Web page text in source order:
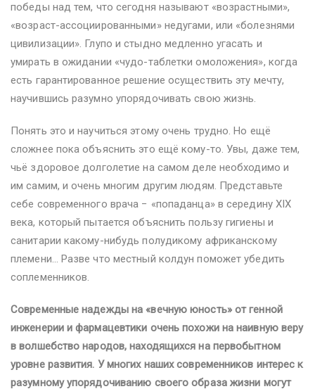
победы над тем, что сегодня называют «возрастными»,
«возраст-ассоциированными» недугами, или «болезнями
цивилизации». Глупо и стыдно медленно угасать и
умирать в ожидании «чудо-таблетки омоложения», когда
есть гарантированное решение осуществить эту мечту,
научившись разумно упорядочивать свою жизнь.
Понять это и научиться этому очень трудно. Но ещё
сложнее пока объяснить это ещё кому-то. Увы, даже тем,
чьё здоровое долголетие на самом деле необходимо и
им самим, и очень многим другим людям. Представьте
себе современного врача − «попаданца» в середину XIX
века, который пытается объяснить пользу гигиены и
санитарии какому-нибудь полудикому африканскому
племени… Разве что местный колдун поможет убедить
соплеменников.
Современные надежды на «вечную юность» от генной
инженерии и фармацевтики очень похожи на наивную веру
в волшебство народов, находящихся на первобытном
уровне развития. У многих наших современников интерес к
разумному упорядочиванию своего образа жизни могут